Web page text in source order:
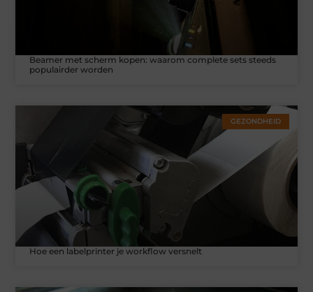
Beamer met scherm kopen: waarom complete sets steeds
populairder worden
GEZONDHEID
Hoe een labelprinter je workflow versnelt